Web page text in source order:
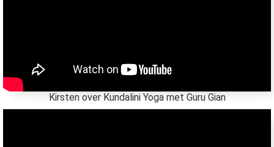
Kirsten over Kundalini Yoga met Guru Gian